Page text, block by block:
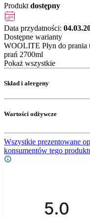
Produkt dostępny
Data przydatności:
Dostępne warianty
WOOLITE Płyn do prania
prań 2700ml
Pokaż wszystkie
Skład i alergeny
Wartości odżywcze
Wszystkie prezentowane
konsumentów tego
5.0